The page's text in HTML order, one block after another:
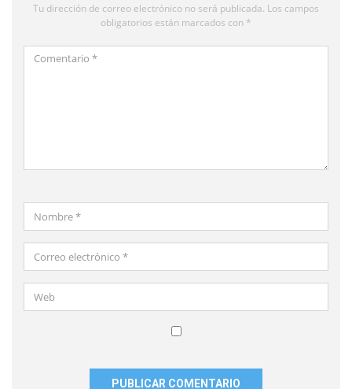
Tu dirección de correo electrónico no será publicada. Los campos
obligatorios están marcados con *
Comentario
Nombre
*
Correo
electrónico
*Web